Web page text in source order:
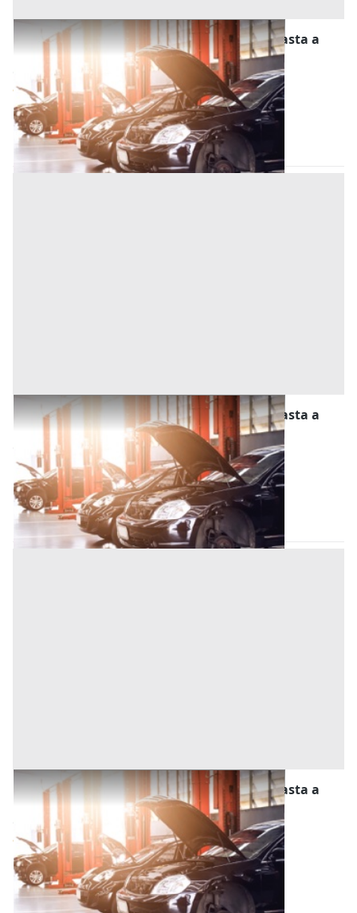
Stalle, Scuderie, Rimesse, Autorimesse all'asta a
Este
Este (Padova)
Offerta minima
8.625 € 11.500 €
Codice asta:52c10d67
28/10/2026
Stalle, Scuderie, Rimesse, Autorimesse all'asta a
Este
Este (Padova)
Offerta minima
10.125 € 13.500 €
Codice asta:ae07345b
28/10/2026
Stalle, Scuderie, Rimesse, Autorimesse all'asta a
Este
Este (Padova)
Offerta minima
8.625 € 11.500 €
Codice asta:8b22ab53
28/10/2026